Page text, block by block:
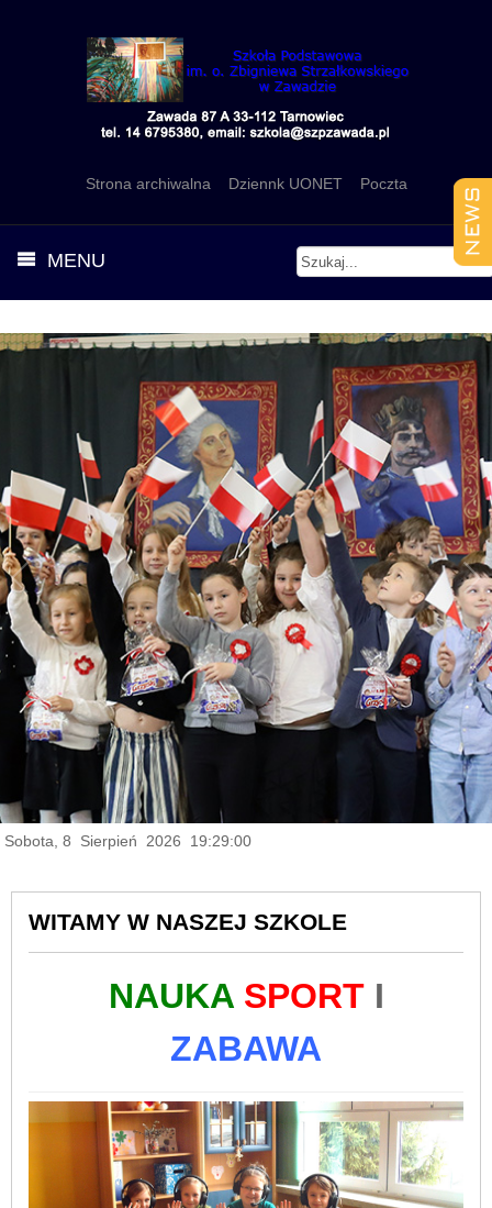
Strona archiwalna Dziennk UONET Poczta
MENU
Sobota, 8 Sierpień 2026 19:29:01
WITAMY W NASZEJ SZKOLE
NAUKA SPORTI
ZABAWA